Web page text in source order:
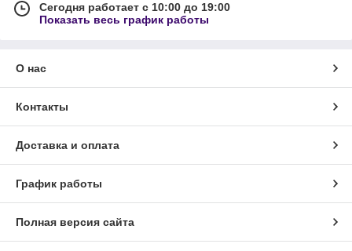
Сегодня работает с 10:00 до 19:00
Показать весь график работы
О нас
Контакты
Доставка и оплата
График работы
Полная версия сайта